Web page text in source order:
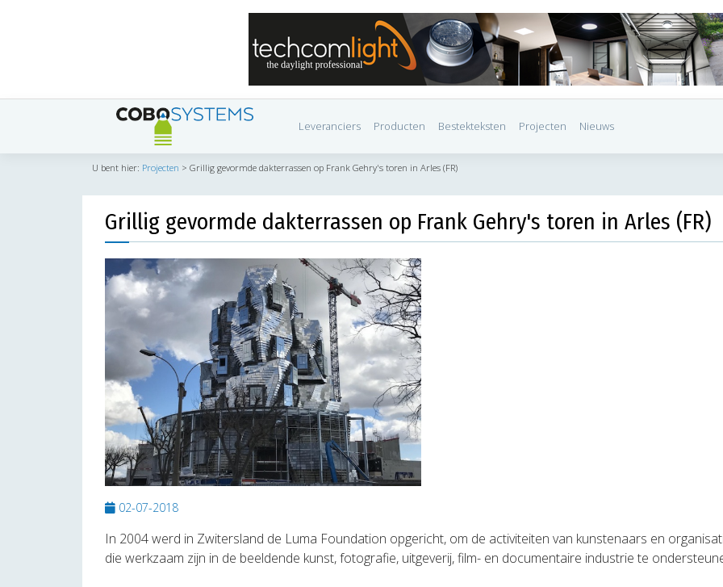
Leveranciers Producten Bestekteksten Projecten Nieuws
U bent hier: Projecten > Grillig gevormde dakterrassen op Frank Gehry's toren in Arles (FR)
Grillig gevormde dakterrassen op Frank Gehry's toren in Arles (FR)
02-07-2018
In 2004 werd in Zwitersland de Luma Foundation opgericht, om de activiteiten van kunstenaars en
die werkzaam zijn in de beeldende kunst, fotografie, uitgeverij, film- en documentaire industrie te